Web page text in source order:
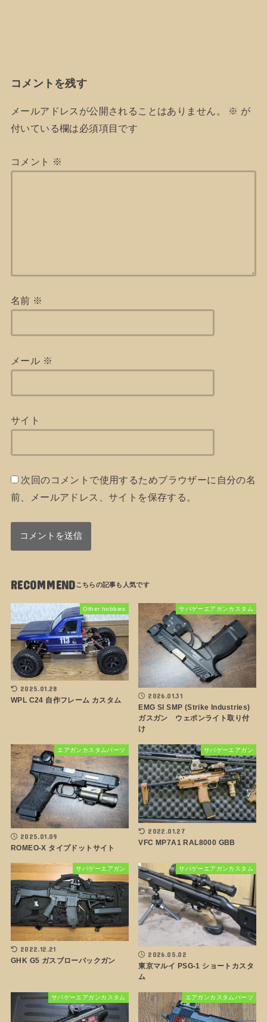
コメントを残す
メールアドレスが公開されることはありません。 ※ が
付いている欄は必須項目です
コメント ※
名前 ※
メール ※
サイト
次回のコメントで使用するためブラウザーに自分の名
前、メールアドレス、サイトを保存する。
RECOMMEND
Other hobbies
2025.01.28
WPL C24 自作フレーム カスタム
サバゲーエアガンカスタム
2026.01.31
EMG SI SMP (Strike Industries)
ガスガン ウェポンライト取り付
け
エアガンカスタムパーツ
2025.01.09
ROMEO-X タイプドットサイト
サバゲーエアガン
2022.01.27
VFC MP7A1 RAL8000 GBB
サバゲーエアガン
2022.12.21
GHK G5 ガスブローバックガン
サバゲーエアガンカスタム
2026.05.02
東京マルイ PSG-1 ショートカスタ
ム
サバゲーエアガンカスタム エアガンカスタムパーツ